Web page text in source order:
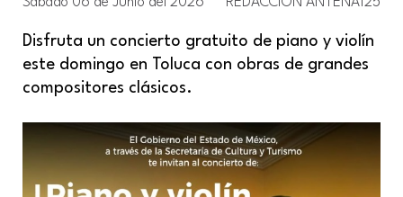
Sábado 06 de Junio del 2026 REDACCION ANTENA125
Disfruta un concierto gratuito de piano y violín
este domingo en Toluca con obras de grandes
compositores clásicos.